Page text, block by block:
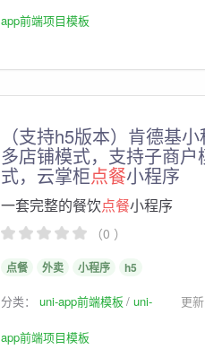
app前端项目模板
（支持h5版本）肯德基
多店铺模式，支持子商户
式，云掌柜点餐小程序
一套完整的餐饮点餐小程序
（0 ）
点餐 外卖 小程序 h5
分类： uni-app前端模板 uni-
app前端项目模板
更